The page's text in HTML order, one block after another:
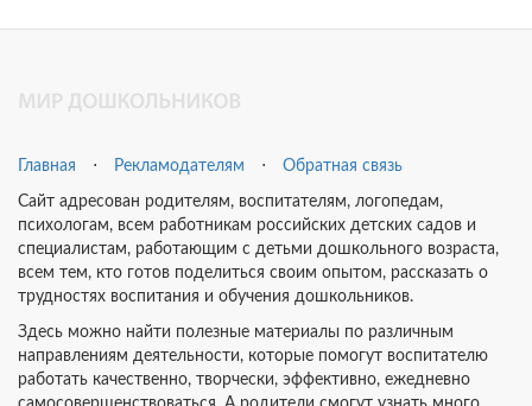
Главная ⋅ Рекламодателям ⋅ Обратная связь
Сайт адресован родителям, воспитателям, логопедам,
психологам, всем работникам российских детских садов и
специалистам, работающим с детьми дошкольного возраста,
всем тем, кто готов поделиться своим опытом, рассказать о
трудностях воспитания и обучения дошкольников.
Здесь можно найти полезные материалы по различным
направлениям деятельности, которые помогут воспитателю
работать качественно, творчески, эффективно, ежедневно